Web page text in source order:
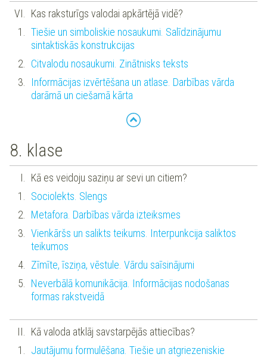
Kas raksturīgs valodai apkārtējā vidē?
Tiešie un simboliskie nosaukumi. Salīdzinājumu
sintaktiskās konstrukcijas
Citvalodu nosaukumi. Zinātnisks teksts
Informācijas izvērtēšana un atlase. Darbības vārda
darāmā un ciešamā kārta
8. klase
Kā es veidoju saziņu ar sevi un citiem?
Sociolekts. Slengs
Metafora. Darbības vārda izteiksmes
Vienkāršs un salikts teikums. Interpunkcija saliktos
teikumos
Zīmīte, īsziņa, vēstule. Vārdu saīsinājumi
Neverbālā komunikācija. Informācijas nodošanas
formas rakstveidā
Kā valoda atklāj savstarpējās attiecības?
Jautājumu formulēšana. Tiešie un atgriezeniskie